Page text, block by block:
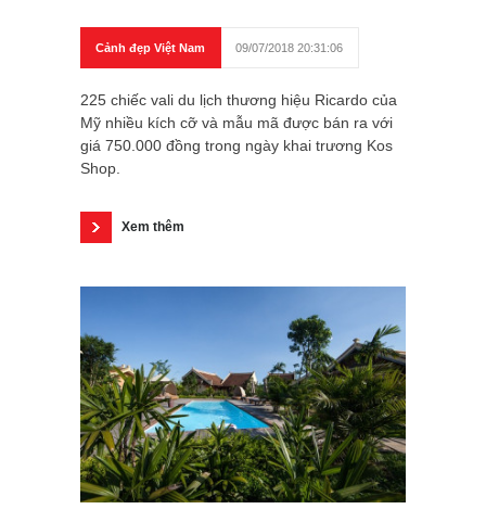
Cảnh đẹp Việt Nam 09/07/2018 20:31:06
225 chiếc vali du lịch thương hiệu Ricardo của
Mỹ nhiều kích cỡ và mẫu mã được bán ra với
giá 750.000 đồng trong ngày khai trương Kos
Shop.
Xem thêm